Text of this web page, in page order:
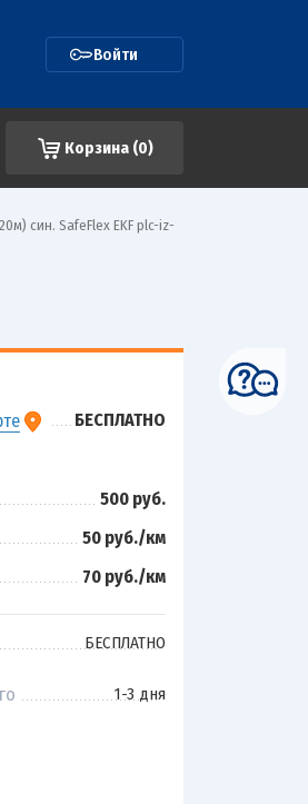
Войти
Корзина (0)
син. SafeFlex EKF plc-iz-
БЕСПЛАТНО
500 руб.
50 руб./км
70 руб./км
БЕСПЛАТНО
1-3 дня